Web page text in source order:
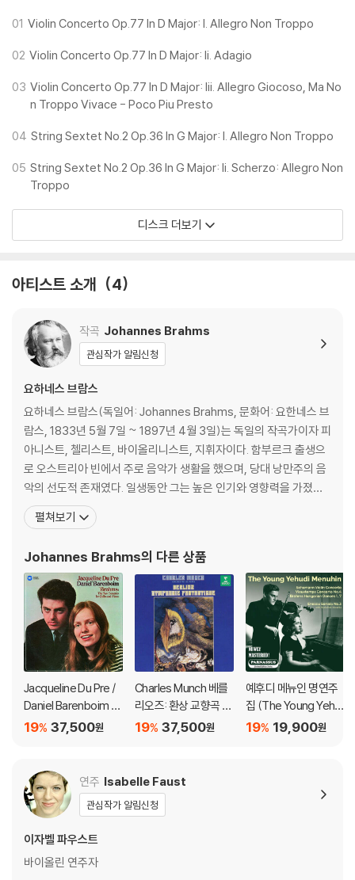
특성을 이상적으로 반영했다.
2번'이 함께 수록되어 있다. 단순한 필업곡이 아닌 바이올린 협주곡에 맞먹
는 연주수준을 보여준다.
4. 브람스의 바이올린 협주곡은 최상의 녹음 어쿠스틱 환경으로 이름높은
01 Violin Concerto Op.77 In D Major: I. Allegro Non Troppo
02 Violin Concerto Op.77 In D Major: Ii. Adagio
03 Violin Concerto Op.77 In D Major: Iii. Allegro Giocoso, Ma No
n Troppo Vivace - Poco Piu Presto
04 String Sextet No.2 Op.36 In G Major: I. Allegro Non Troppo
05 String Sextet No.2 Op.36 In G Major: Ii. Scherzo: Allegro Non
Troppo
디스크 더보기
아티스트 소개 4
작곡 Johannes Brahms
관심작가 알림신청
요하네스 브람스
요하네스 브람스(독일어: Johannes Brahms, 문화어: 요한네스 브
람스, 1833년 5월 7일 ~ 1897년 4월 3일)는 독일의 작곡가이자 피
아니스트, 첼리스트, 바이올리니스트, 지휘자이다. 함부르크 출생으
로 오스트리아 빈에서 주로 음악가 생활을 했으며, 당대 낭만주의 음
악의 선도적 존재였다. 일생동안 그는 높은 인기와 영향력을 가졌으
며, 19세기 지휘자 한스 폰 뷜로에 따르면 그를 요한 제바스티안 바
흐, 루트비히 판 베토벤과 더불어 "3B"로 칭하기도 했다고 한다. 브람
니스트로서 그는 여러 자
펼쳐보기
Johannes Brahms의 다른 상품
Jacqueline Du Pre /
Daniel Barenboim 브
람스: 첼로 소나타 (Bra
D Hybrid]
37,500원
19%
Charles Munch 베를
리오즈: 환상 교향곡 (B
erlioz: Symphonie F
37,500원
19%
예후디 메뉴인 명연주
집 (The Young Yehu
di Menuhin)
19,900원
19%
연주 Isabelle Faust
관심작가 알림신청
이자벨 파우스트
바이올린 연주자